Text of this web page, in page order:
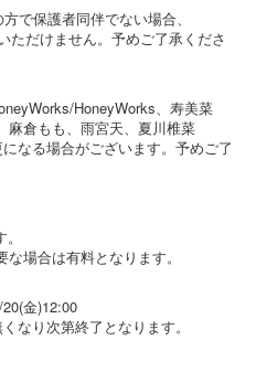
で保護者同伴でない場合、
ただけません。予めご了承くださ
HoneyWorks、寿美菜
麻倉もも、雨宮天、夏川椎菜
なる場合がございます。予めご了
場合は有料となります。
金)12:00
なり次第終了となります。